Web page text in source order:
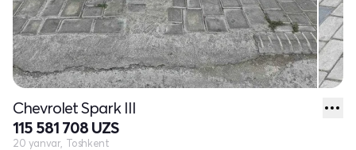
Chevrolet Spark III
115 581 708 UZS
20 yanvar, Toshkent